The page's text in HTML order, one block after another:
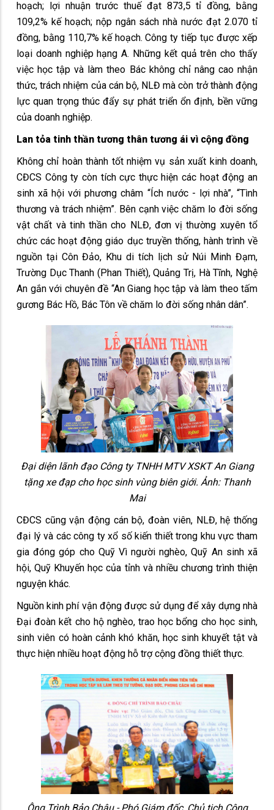
hoạch; lợi nhuận trước thuế đạt 873,5 tỉ đồng, bằng
109,2% kế hoạch; nộp ngân sách nhà nước đạt 2.070 tỉ
đồng, bằng 110,7% kế hoạch. Công ty tiếp tục được xếp
loại doanh nghiệp hạng A. Những kết quả trên cho thấy
việc học tập và làm theo Bác không chỉ nâng cao nhận
thức, trách nhiệm của cán bộ, NLĐ mà còn trở thành động
lực quan trọng thúc đẩy sự phát triển ổn định, bền vững
của doanh nghiệp.
Lan tỏa tinh thần tương thân tương ái vì cộng đồng
Không chỉ hoàn thành tốt nhiệm vụ sản xuất kinh doanh,
CĐCS Công ty còn tích cực thực hiện các hoạt động an
sinh xã hội với phương châm “Ích nước - lợi nhà”, “Tình
thương và trách nhiệm”. Bên cạnh việc chăm lo đời sống
vật chất và tinh thần cho NLĐ, đơn vị thường xuyên tổ
chức các hoạt động giáo dục truyền thống, hành trình về
nguồn tại Côn Đảo, Khu di tích lịch sử Núi Minh Đạm,
Trường Dục Thanh (Phan Thiết), Quảng Trị, Hà Tĩnh, Nghệ
An gắn với chuyên đề “An Giang học tập và làm theo tấm
gương Bác Hồ, Bác Tôn về chăm lo đời sống nhân dân”.
Đại diện lãnh đạo Công ty TNHH MTV XSKT An Giang
tặng xe đạp cho học sinh vùng biên giới. Ảnh: Thanh
Mai
CĐCS cũng vận động cán bộ, đoàn viên, NLĐ, hệ thống
đại lý và các công ty xổ số kiến thiết trong khu vực tham
gia đóng góp cho Quỹ Vì người nghèo, Quỹ An sinh xã
hội, Quỹ Khuyến học của tỉnh và nhiều chương trình thiện
nguyện khác.
Nguồn kinh phí vận động được sử dụng để xây dựng nhà
Đại đoàn kết cho hộ nghèo, trao học bổng cho học sinh,
sinh viên có hoàn cảnh khó khăn, học sinh khuyết tật và
thực hiện nhiều hoạt động hỗ trợ cộng đồng thiết thực.